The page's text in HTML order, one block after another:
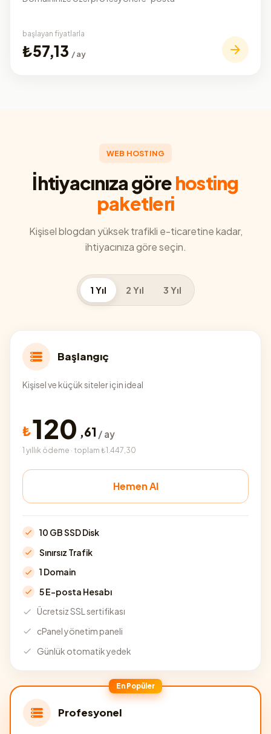
başlayan fiyatlarla
₺57,13 / ay
WEB HOSTING
İhtiyacınıza görehosting
paketleri
Kişisel blogdan yüksek trafikli e-ticaretine kadar,
ihtiyacınıza göre seçin.
1 Yıl 2 Yıl 3 Yıl
Başlangıç
Kişisel ve küçük siteler için ideal
₺120 ,61 / ay
1 yıllık ödeme · toplam ₺1.447,30
Hemen Al
10 GB SSD Disk
Sınırsız Trafik
1 Domain
5 E-posta Hesabı
Ücretsiz SSL sertifikası
cPanel yönetim paneli
Günlük otomatik yedek
En Popüler
Profesyonel